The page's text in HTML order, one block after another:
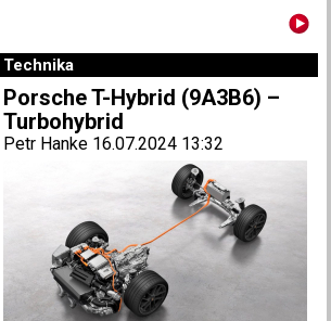
Technika
Porsche T-Hybrid (9A3B6) –
Turbohybrid
Petr Hanke 16.07.2024 13:32